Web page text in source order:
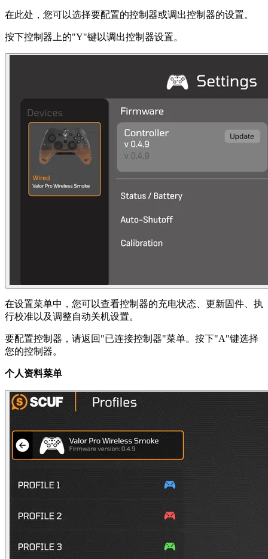
在此处，您可以选择要配置的控制器或调出控制器的设置。
按下控制器上的"Y"键以调出控制器设置。
在设置菜单中，您可以查看控制器的充电状态、更新固件、执
行校准以及调整自动关机设置。
要配置控制器，请返回"已连接控制器"菜单。按下"A"键选择
您的控制器。
个人资料菜单